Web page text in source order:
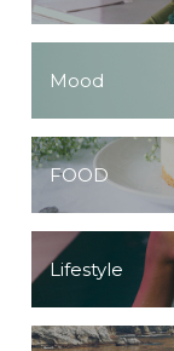
Mood
FOOD
Lifestyle